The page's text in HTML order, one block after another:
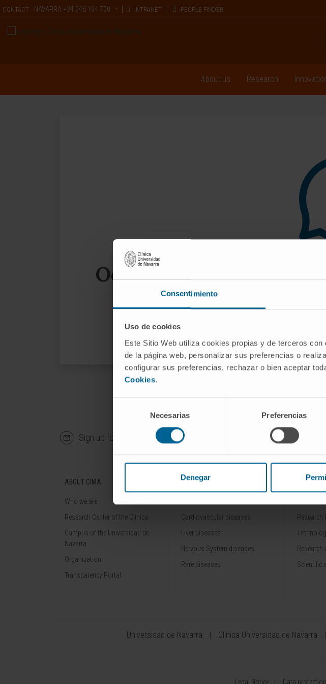
Consentimiento
Uso de cookies
Este Sitio Web utiliza cookies propias y de terceros
de la página web, personalizar sus preferencias o
configurar sus preferencias, rechazar o bien aceptar
Cookies.
consentimiento
Necesarias Preferencias
Denegar
CONTACT NAVARRA +34 948 194 700 INTRANET PEOPLE FINDER
About us Research
Oops, the page you
Sign up for our newsletter
ABOUT CIMA
Who we are
Research Center of the Clinica
Campus of the Universidad de
Navarra
Organization
Transparency Portal
DISEASES
Cardiovascular diseases
Liver diseases
Nervous System diseases
Rare diseases
Research
Scientific
Universidad de Navarra Clínica Universidad de Navarra
Legal Notice Data